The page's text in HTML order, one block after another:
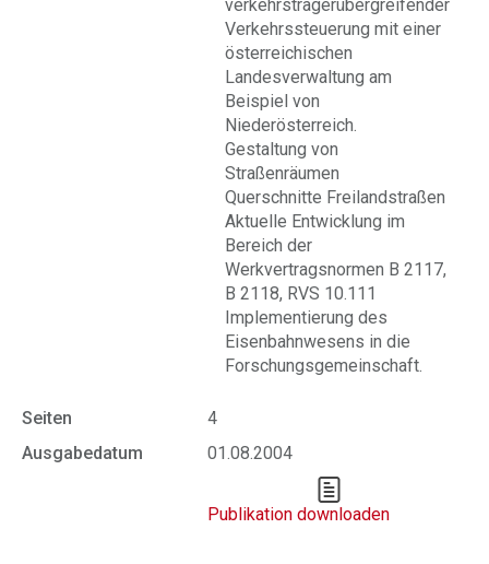
verkehrsträgerübergreifender
Verkehrssteuerung mit einer
österreichischen
Landesverwaltung am
Beispiel von
Niederösterreich.
Gestaltung von
Straßenräumen
Querschnitte Freilandstraßen
Aktuelle Entwicklung im
Bereich der
Werkvertragsnormen B 2117,
B 2118, RVS 10.111
Implementierung des
Eisenbahnwesens in die
Forschungsgemeinschaft.
Seiten
4
Ausgabedatum
01.08.2004
Publikation downloaden